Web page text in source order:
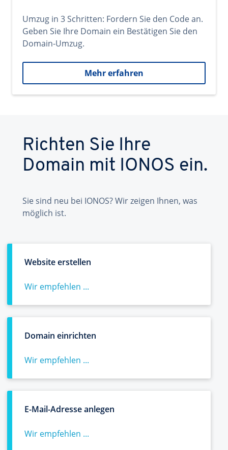
Umzug in 3 Schritten: Fordern Sie den Code an.
Geben Sie Ihre Domain ein Bestätigen Sie den
Domain-Umzug.
Mehr erfahren
Richten Sie Ihre
Domain mit IONOS ein.
Sie sind neu bei IONOS? Wir zeigen Ihnen, was
möglich ist.
Website erstellen
Wir empfehlen ...
Domain einrichten
Wir empfehlen ...
E-Mail-Adresse anlegen
Wir empfehlen ...